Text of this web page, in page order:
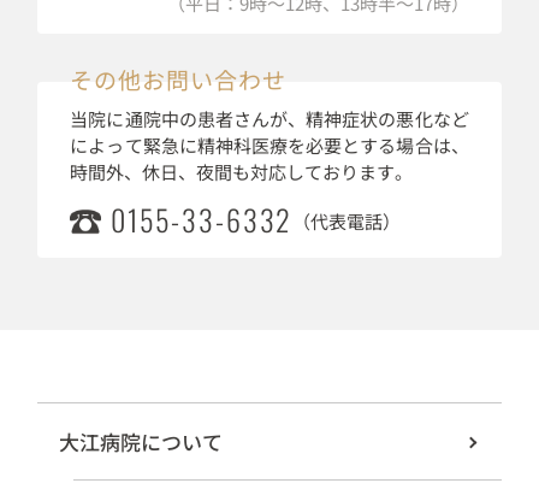
その他お問い合わせ
当院に通院中の患者さんが、精神症状の悪化など
によって緊急に精神科医療を必要とする場合は、
時間外、休日、夜間も対応しております。
0155-33-6332 （代表電話）
大江病院について